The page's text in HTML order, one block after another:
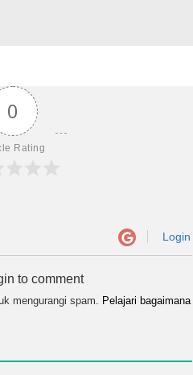
0
Rating
Login
to comment
mengurangi spam. Pelajari bagaimana